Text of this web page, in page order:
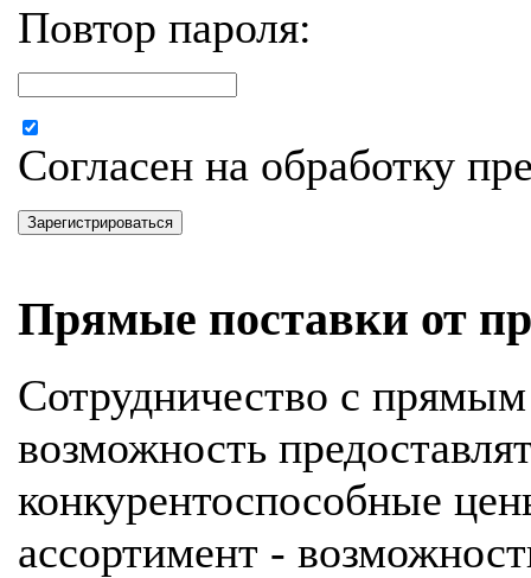
Повтор пароля:
Согласен на обработку
Зарегистрироваться
Прямые поставки от
Сотрудничество с
возможность
конкурентоспособные
ассортимент -